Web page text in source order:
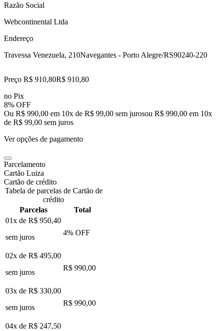
Razão Social
Webcontinental Ltda
Endereço
Travessa Venezuela, 210Navegantes - Porto Alegre/RS90240-220
Preço R$ 910,80R$ 910,80
no Pix
8% OFF
Ou R$ 990,00 em 10x de R$ 99,00 sem jurosou R$ 990,00 em 10x
de R$ 99,00 sem juros
Ver opções de pagamento
Parcelamento
Cartão Luiza
Cartão de crédito
Tabela de parcelas de Cartão de
crédito
Parcelas
Total
01x de R$ 950,40
sem juros
4% OFF
02x de R$ 495,00
sem juros
R$ 990,00
03x de R$ 330,00
sem juros
R$ 990,00
04x de R$ 247,50